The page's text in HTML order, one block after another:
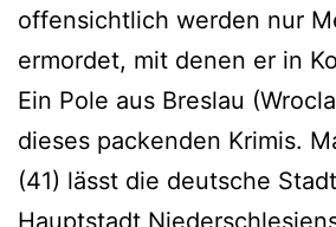
offensichtlich werden nur
ermordet, mit denen er in
Ein Pole aus Breslau
dieses packenden Krimis.
(41) lässt die deutsche
Hauptstadt